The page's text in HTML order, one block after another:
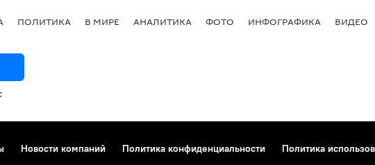
ПОЛИТИКА В МИРЕ АНАЛИТИКА ФОТО ИНФОГРАФИКА ВИДЕО
Новости компаний Политика конфиденциальности
Политика